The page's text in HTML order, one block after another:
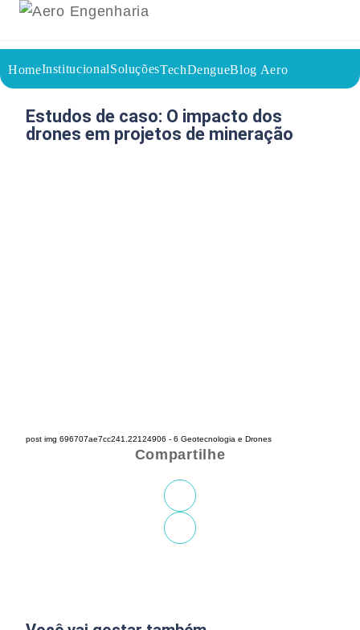
HomeInstitucionalSoluçõesTechDengueBlog Aero
18/05/2026
Voltar a página inicial do blog
Estudos de caso: O impacto dos
drones em projetos de mineração
post img 696707ae7cc241.22124906 - 6 Geotecnologia e Drones
Compartilhe